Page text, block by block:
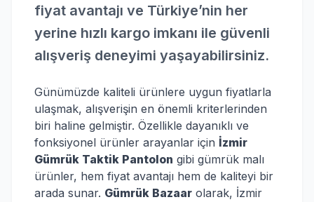
fiyat avantajı ve Türkiye’nin her
yerine hızlı kargo imkanı ile güvenli
alışveriş deneyimi yaşayabilirsiniz.
Günümüzde kaliteli ürünlere uygun fiyatlarla
ulaşmak, alışverişin en önemli kriterlerinden
biri haline gelmiştir. Özellikle dayanıklı ve
fonksiyonel ürünler arayanlar için İzmir
Gümrük Taktik Pantolon gibi gümrük malı
ürünler, hem fiyat avantajı hem de kaliteyi bir
arada sunar. Gümrük Bazaar olarak, İzmir